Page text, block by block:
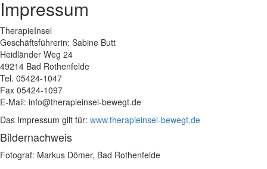
Impressum
TherapieInsel
Geschäftsführerin: Sabine Butt
Heidländer Weg 24
49214 Bad Rothenfelde
Tel. 05424-1047
Fax 05424-1097
E-Mail: info@therapieinsel-bewegt.de
Das Impressum gilt für: www.therapieinsel-bewegt.de
Bildernachweis
Fotograf: Markus Dömer, Bad Rothenfelde